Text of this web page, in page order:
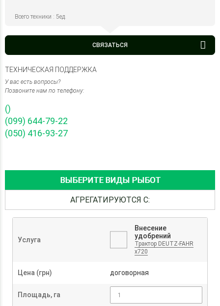
Всего техники : 5ед.
СВЯЗАТЬСЯ
ТЕХНИЧЕСКАЯ ПОДДЕРЖКА
У вас есть вопросы?
Позвоните нам по телефону:
()
(099) 644-79-22
(050) 416-93-27
ВЫБЕРИТЕ ВИДЫ РЫБОТ
АГРЕГАТИРУЮТСЯ С:
Услуга
Внесение
удобрений
Трактор DEUTZ-FAHR
x720
Цена (грн) договорная
Площадь, га